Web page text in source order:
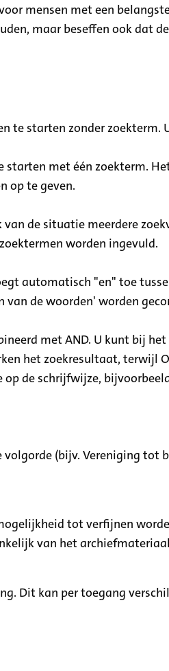
mensen met een
maar beseffen ook dat
te starten zonder
met één zoekterm.
op te geven.
de situatie meerdere
worden ingevuld.
automatisch "en" toe
van de woorden' worden
met AND. U kunt bij
het zoekresultaat, terwijl
op de schrijfwijze,
(bijv. Vereniging tot
tot verfijnen
van het
Dit kan per toegang